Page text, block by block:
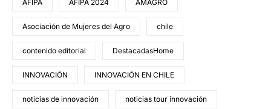
AFIPA AFIPA 2024 AMAGRO
Asociación de Mujeres del Agro chile
contenido editorial DestacadasHome
INNOVACIÓN INNOVACIÓN EN CHILE
noticias de innovación noticias tour innovación